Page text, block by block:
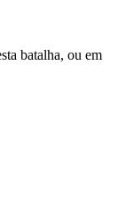
batalha, ou em